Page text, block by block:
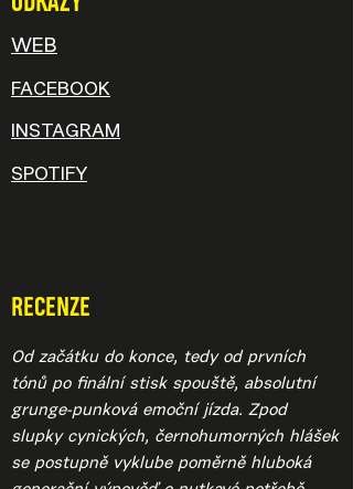
WEB
FACEBOOK
INSTAGRAM
SPOTIFY
RECENZE
Od začátku do konce, tedy od prvních
tónů po finální stisk spouště, absolutní
grunge-punková emoční jízda. Zpod
slupky cynických, černohumorných hlášek
se postupně vyklube poměrně hluboká